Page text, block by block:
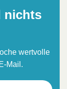
nichts
wertvolle
Mail.